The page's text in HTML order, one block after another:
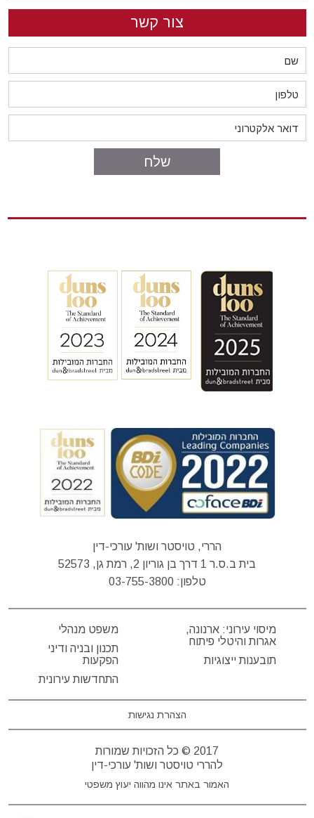
צור קשר
הררי, טויסטר ושות' עורכי-דין
בית ב.ס.ר 1 דרך בן גוריון 2, רמת גן, 52573
טלפון: 03-755-3800
מיסוי עירוני: ארנונה,
אגרות והיטלי פיתוח
תובענות ייצוגיות
משפט מנהלי
תכנון ובניה ודיני
הפקעות
התחדשות עירונית
הצהרת נגישות
2017 © כל הזכויות שמורות
להררי טויסטר ושות' עורכי-דין
האמור באתר אינו מהווה יעוץ משפטי